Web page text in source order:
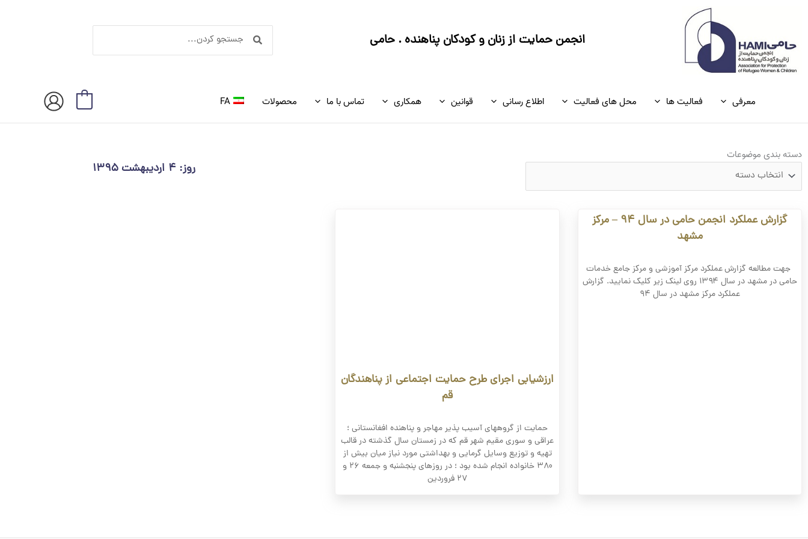
انجمن حمایت از زنان و کودکان پناهنده . حامی
جستجو
کردنکردن
معرفی فعالیت ها محل های فعالیت اطلاع رسانی قوانین همکاری تماس با ما محصولات FA
دسته بندی موضوعات
دسته
موضوعات
روز: ۴ اردیبهشت ۱۳۹۵
گزارش عملکرد انجمن حامی در سال ۹۴ – مرکز
مشهد
جهت مطالعه گزارش عملکرد مرکز آموزشی و مرکز جامع خدمات
حامی در مشهد در سال ۱۳۹۴ روی لینک زیر کلیک نمایید. گزارش
عملکرد مرکز مشهد در سال ۹۴
ارزشیابی اجرای طرح حمایت اجتماعی از پناهندگان
قم
حمایت از گروههای آسیب پذیر مهاجر و پناهنده افغانستانی ؛
عراقی و سوری مقیم شهر قم که در زمستان سال گذشته در قالب
تهیه و توزیع وسایل گرمایی و بهداشتی مورد نیاز میان بیش از
۳۸۰ خانواده انجام شده بود ؛ در روزهای پنجشنبه و جمعه ۲۶ و
۲۷ فروردین